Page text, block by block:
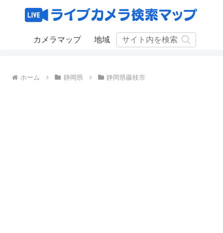
カメラマップ 地域
ホーム 静岡県 静岡県藤枝市